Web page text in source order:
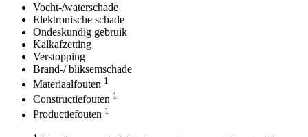
Vocht-/waterschade
Elektronische schade
Ondeskundig gebruik
Kalkafzetting
Verstopping
Brand-/ bliksemschade
Materiaalfouten 1
Constructiefouten 1
Productiefouten 1